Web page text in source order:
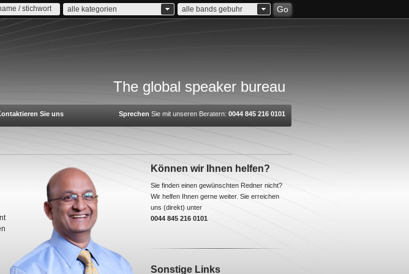
alle kategorien alle bands gebuhr Go
The global speaker bureau
Sie uns Sprechen Sie mit unseren Beratern: 0044 845 216 0101
Können wir Ihnen helfen?
Sie finden einen gewünschten Redner nicht?
Wir helfen Ihnen gerne weiter. Sie erreichen
uns (direkt) unter
0044 845 216 0101
Sonstige Links